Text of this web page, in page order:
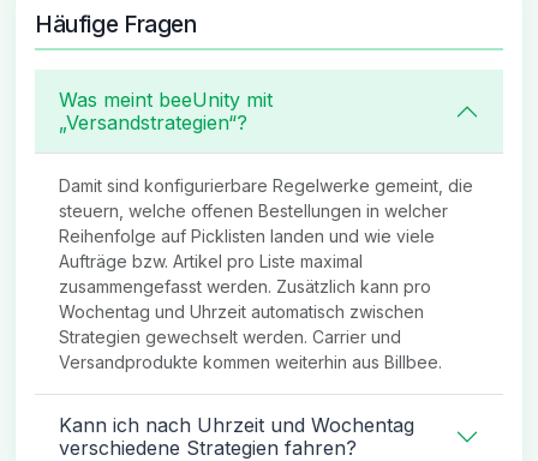
Häufige Fragen
Was meint beeUnity mit
„Versandstrategien“?
Damit sind konfigurierbare Regelwerke gemeint, die
steuern, welche offenen Bestellungen in welcher
Reihenfolge auf Picklisten landen und wie viele
Aufträge bzw. Artikel pro Liste maximal
zusammengefasst werden. Zusätzlich kann pro
Wochentag und Uhrzeit automatisch zwischen
Strategien gewechselt werden. Carrier und
Versandprodukte kommen weiterhin aus Billbee.
Kann ich nach Uhrzeit und Wochentag
verschiedene Strategien fahren?